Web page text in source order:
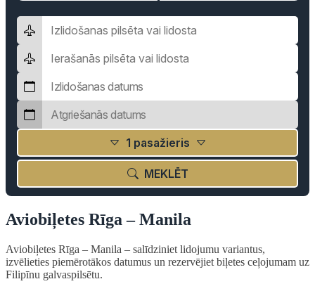
1 pasažieris
MEKLĒT
Aviobiļetes Rīga – Manila
Aviobiļetes Rīga – Manila – salīdziniet lidojumu variantus,
izvēlieties piemērotākos datumus un rezervējiet biļetes ceļojumam uz
Filipīnu galvaspilsētu.